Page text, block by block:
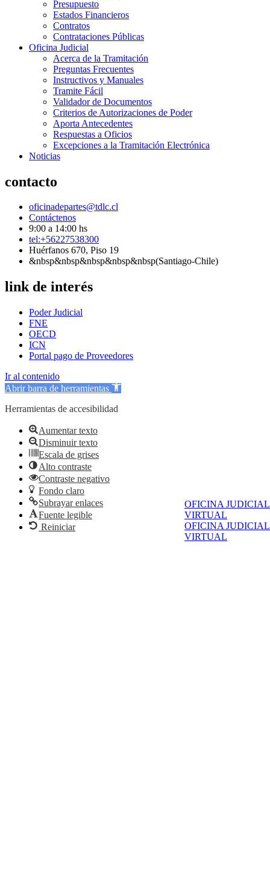
OFICINA JUDICIAL
VIRTUAL
OFICINA JUDICIAL
VIRTUAL
Presupuesto
Estados Financieros
Contratos
Contrataciones Públicas
Oficina Judicial
Acerca de la Tramitación
Preguntas Frecuentes
Instructivos y Manuales
Tramite Fácil
Validador de Documentos
Criterios de Autorizaciones de Poder
Aporta Antecedentes
Respuestas a Oficios
Excepciones a la Tramitación Electrónica
Noticias
contacto
oficinadepartes@tdlc.cl
Contáctenos
9:00 a 14:00 hs
tel:+56227538300
Huérfanos 670, Piso 19
&nbsp&nbsp&nbsp&nbsp&nbsp(Santiago-Chile)
link de interés
Poder Judicial
FNE
OECD
ICN
Portal pago de Proveedores
Ir al contenido
Abrir barra de herramientas
Herramientas de accesibilidad
Aumentar texto
Disminuir texto
Escala de grises
Alto contraste
Contraste negativo
Fondo claro
Subrayar enlaces
Fuente legible
Reiniciar